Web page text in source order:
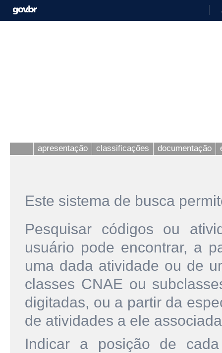
apresentação classificações documentação
Este sistema de busca
Pesquisar códigos ou
usuário pode encontrar, a
uma dada atividade ou de
classes CNAE ou
digitadas, ou a partir da
de atividades a ele
Indicar a posição de